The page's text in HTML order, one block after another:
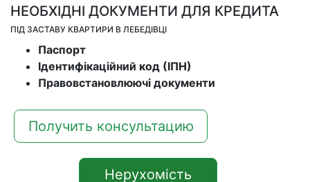
НЕОБХІДНІ ДОКУМЕНТИ ДЛЯ КРЕДИТА
ПІД ЗАСТАВУ КВАРТИРИ В ЛЕБЕДІВЦІ
Паспорт
Ідентифікаційний код (ІПН)
Правовстановлюючі документи